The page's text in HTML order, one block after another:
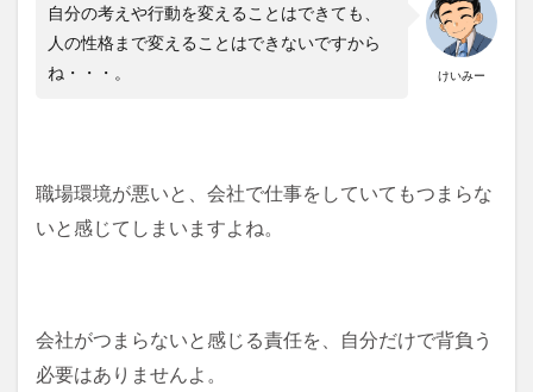
けいみー
自分の考えや行動を変えることはできても、
人の性格まで変えることはできないですから
ね・・・。
職場環境が悪いと、会社で仕事をしていてもつまらな
いと感じてしまいますよね。
会社がつまらないと感じる責任を、自分だけで背負う
必要はありませんよ。